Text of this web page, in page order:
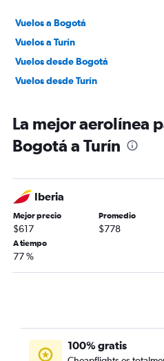
Vuelos a Bogotá
Vuelos a Turín
Vuelos desde Bogotá
Vuelos desde Turín
La mejor aerolínea
Bogotá a Turín
Iberia
Mejor precio
$617
Promedio
$778
A tiempo
77 %
100% gratis